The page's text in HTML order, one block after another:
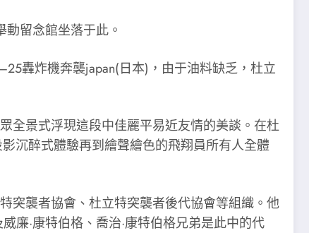
留念館坐落于此。
轟炸機奔襲japan(日本)，由于油料缺乏，杜立
全景式浮現這段中佳麗平易近友情的美談。在杜
沉醉式體驗再到繪聲繪色的飛翔員所有人全體
突襲者協會、杜立特突襲者後代協會等組織。他
廉·康特伯格、喬治·康特伯格兄弟是此中的代